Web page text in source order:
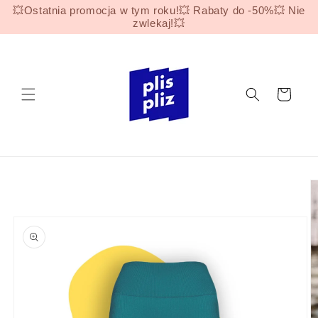
💥Ostatnia promocja w tym roku!💥 Rabaty do -50%💥 Nie
zwlekaj!💥
do
Koszyk
produkcie